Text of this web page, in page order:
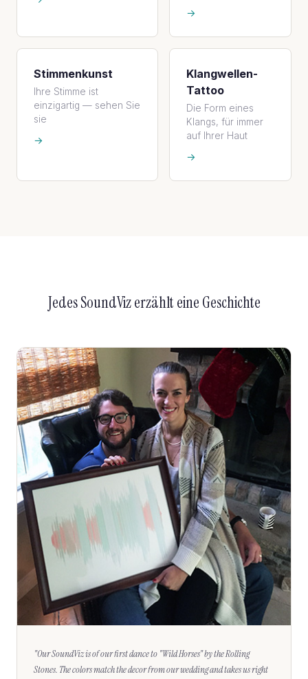
→
Stimmenkunst
Ihre Stimme ist
einzigartig — sehen Sie
sie
→
Klangwellen-
Tattoo
Die Form eines
Klangs, für immer
auf Ihrer Haut
→
Jedes SoundViz erzählt eine Geschichte
"Our SoundViz is of our first dance to "Wild Horses" by the Rolling
Stones. The colors match the decor from our wedding and takes us right